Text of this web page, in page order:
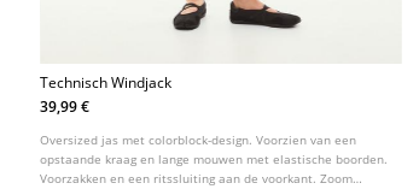
Technisch Windjack
39,99 €
Oversized jas met colorblock-design. Voorzien van een
opstaande kraag en lange mouwen met elastische boorden.
Voorzakken en een ritssluiting aan de voorkant. Zoom